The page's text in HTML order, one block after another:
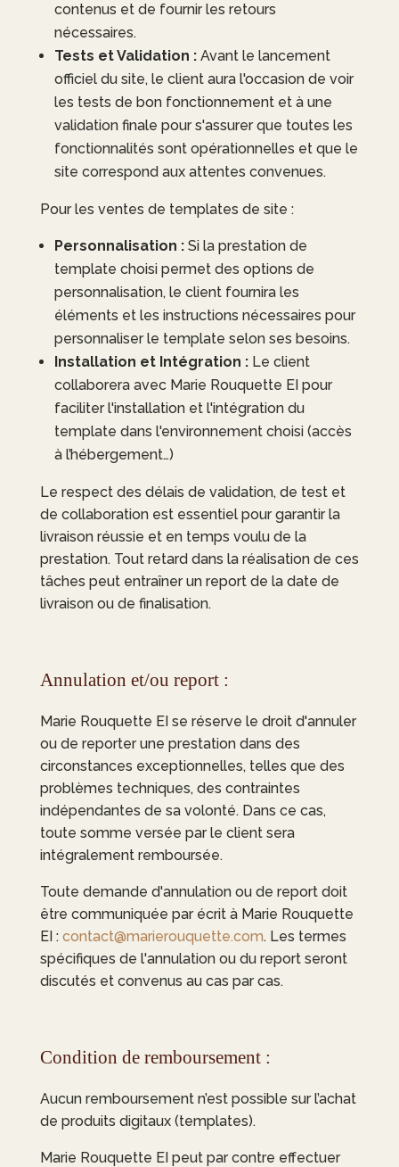
contenus et de fournir les retours
nécessaires.
Tests et Validation :Avant le lancement
officiel du site, le client aura l'occasion de voir
les tests de bon fonctionnement et à une
validation finale pour s'assurer que toutes les
fonctionnalités sont opérationnelles et que le
site correspond aux attentes convenues.
Pour les ventes de templates de site :
Personnalisation :Si la prestation de
template choisi permet des options de
personnalisation, le client fournira les
éléments et les instructions nécessaires pour
personnaliser le template selon ses besoins.
Installation et Intégration :Le client
collaborera avec Marie Rouquette EIpour
faciliter l'installation et l'intégration du
template dans l'environnement choisi (accès
à l’hébergement…)
Le respect des délais de validation, de test et
de collaboration est essentiel pour garantir la
livraison réussie et en temps voulu de la
prestation. Tout retard dans la réalisation de ces
tâches peut entraîner un report de la date de
livraison ou de finalisation.
Annulation et/ou report :
Marie Rouquette EIse réserve le droit d'annuler
ou de reporter une prestation dans des
circonstances exceptionnelles, telles que des
problèmes techniques, des contraintes
indépendantes de sa volonté. Dans ce cas,
toute somme versée par le client sera
intégralement remboursée.
Toute demande d'annulation ou de report doit
être communiquée par écrit à Marie Rouquette
EI: contact@marierouquette.com. Les termes
spécifiques de l'annulation ou du report seront
discutés et convenus au cas par cas.
Condition de remboursement :
Aucun remboursement n’est possible sur l’achat
de produits digitaux (templates).
Marie Rouquette EIpeut par contre effectuer